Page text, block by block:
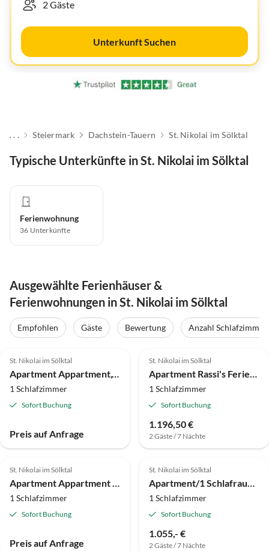
Unterkunft Suchen
. . . Steiermark Dachstein-Tauern St. Nikolai im Sölktal
Typische Unterkünfte in St. Nikolai im Sölktal
Ferienwohnung
36 Unterkünfte
Ausgewählte Ferienhäuser &
Ferienwohnungen in St. Nikolai im Sölktal
Empfohlen Gäste Bewertung Anzahl Schlafzimmer
St. Nikolai im Sölktal
Apartment Appartment,"Knallsteinblick"
1 Schlafzimmer
Sofort Buchung
Preis auf Anfrage
St. Nikolai im Sölktal
Apartment Rassi's Feriendorf - Werkstattl
1 Schlafzimmer
Sofort Buchung
1.196,50 €
2 Gäste / 7 Nächte
St. Nikolai im Sölktal
Apartment Appartment "Bergblick"
1 Schlafzimmer
Sofort Buchung
Preis auf Anfrage
St. Nikolai im Sölktal
Apartment/1 Schlafraum/Dusche od. Bad,WC
1 Schlafzimmer
Sofort Buchung
1.055,- €
2 Gäste / 7 Nächte